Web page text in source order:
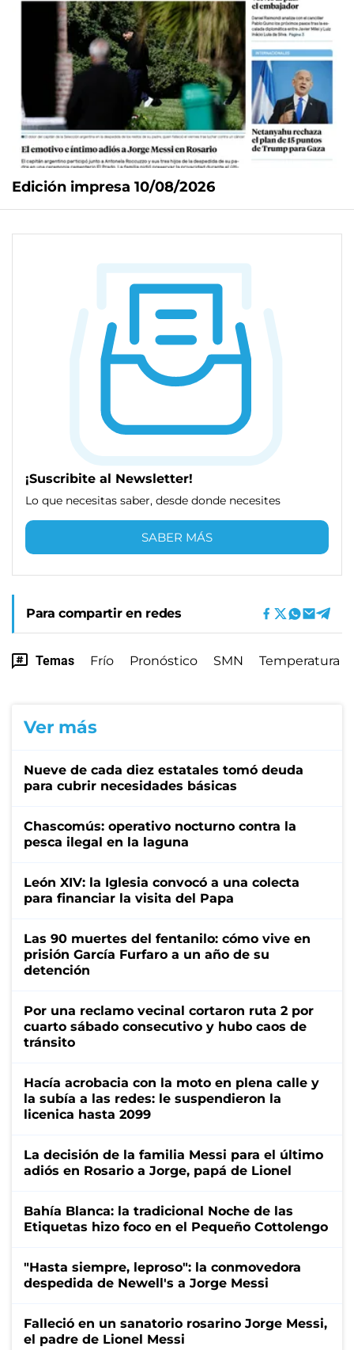
Edición impresa 10/08/2026
¡Suscribite al Newsletter!
Lo que necesitas saber, desde donde necesites
SABER MÁS
Para compartir en redes
Temas Frío Pronóstico SMN Temperatura
Ver más
Nueve de cada diez estatales tomó deuda
para cubrir necesidades básicas
Chascomús: operativo nocturno contra la
pesca ilegal en la laguna
León XIV: la Iglesia convocó a una colecta
para financiar la visita del Papa
Las 90 muertes del fentanilo: cómo vive en
prisión García Furfaro a un año de su
detención
Por una reclamo vecinal cortaron ruta 2 por
cuarto sábado consecutivo y hubo caos de
tránsito
Hacía acrobacia con la moto en plena calle y
la subía a las redes: le suspendieron la
licenica hasta 2099
La decisión de la familia Messi para el último
adiós en Rosario a Jorge, papá de Lionel
Bahía Blanca: la tradicional Noche de las
Etiquetas hizo foco en el Pequeño Cottolengo
"Hasta siempre, leproso": la conmovedora
despedida de Newell's a Jorge Messi
Falleció en un sanatorio rosarino Jorge Messi,
el padre de Lionel Messi